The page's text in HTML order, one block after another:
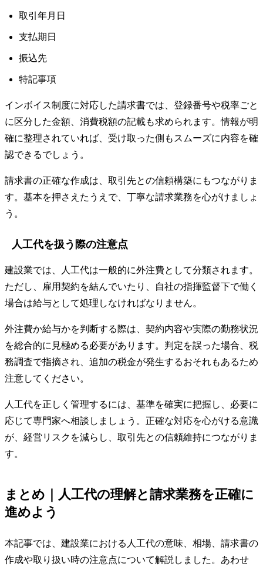
取引年月日
支払期日
振込先
特記事項
インボイス制度に対応した請求書では、登録番号や税率ごと
に区分した金額、消費税額の記載も求められます。情報が明
確に整理されていれば、受け取った側もスムーズに内容を確
認できるでしょう。
請求書の正確な作成は、取引先との信頼構築にもつながりま
す。基本を押さえたうえで、丁寧な請求業務を心がけましょ
う。
人工代を扱う際の注意点
建設業では、人工代は一般的に外注費として分類されます。
ただし、雇用契約を結んでいたり、自社の指揮監督下で働く
場合は給与として処理しなければなりません。
外注費か給与かを判断する際は、契約内容や実際の勤務状況
を総合的に見極める必要があります。判定を誤った場合、税
務調査で指摘され、追加の税金が発生するおそれもあるため
注意してください。
人工代を正しく管理するには、基準を確実に把握し、必要に
応じて専門家へ相談しましょう。正確な対応を心がける意識
が、経営リスクを減らし、取引先との信頼維持につながりま
す。
まとめ｜人工代の理解と請求業務を正確に
進めよう
本記事では、建設業における人工代の意味、相場、請求書の
作成や取り扱い時の注意点について解説しました。あわせ